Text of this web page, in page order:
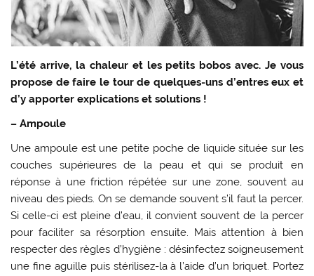
L’été arrive, la chaleur et les petits bobos avec. Je vous
propose de faire le tour de quelques-uns d’entres eux et
d’y apporter explications et solutions !
– Ampoule
Une ampoule est une petite poche de liquide située sur les
couches supérieures de la peau et qui se produit en
réponse à une friction répétée sur une zone, souvent au
niveau des pieds. On se demande souvent s’il faut la percer.
Si celle-ci est pleine d’eau, il convient souvent de la percer
pour faciliter sa résorption ensuite. Mais attention à bien
respecter des règles d’hygiène : désinfectez soigneusement
une fine aguille puis stérilisez-la à l’aide d’un briquet. Portez